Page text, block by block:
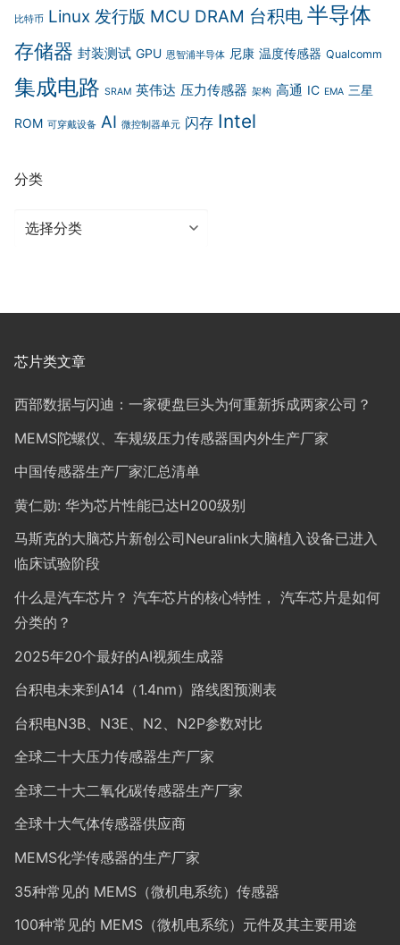
比特币 Linux 发行版 MCU DRAM 台积电 半导体
存储器 封装测试 GPU 恩智浦半导体 尼康 温度传感器 Qualcomm
集成电路 SRAM 英伟达 压力传感器 架构 高通 IC EMA 三星
ROM 可穿戴设备 AI 微控制器单元 闪存 Intel
分类
分
芯片类文章
西部数据与闪迪：一家硬盘巨头为何重新拆成两家公司？
MEMS陀螺仪、车规级压力传感器国内外生产厂家
中国传感器生产厂家汇总清单
黄仁勋: 华为芯片性能已达H200级别
马斯克的大脑芯片新创公司Neuralink大脑植入设备已进入
临床试验阶段
什么是汽车芯片？ 汽车芯片的核心特性， 汽车芯片是如何
分类的？
2025年20个最好的AI视频生成器
台积电未来到A14（1.4nm）路线图预测表
台积电N3B、N3E、N2、N2P参数对比
全球二十大压力传感器生产厂家
全球二十大二氧化碳传感器生产厂家
全球十大气体传感器供应商
MEMS化学传感器的生产厂家
35种常见的 MEMS（微机电系统）传感器
100种常见的 MEMS（微机电系统）元件及其主要用途